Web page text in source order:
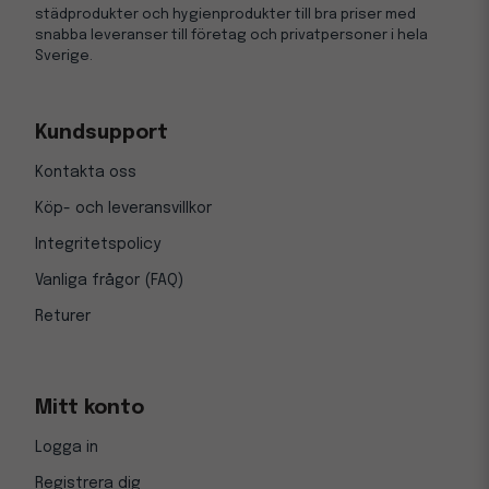
städprodukter och hygienprodukter till bra priser med
snabba leveranser till företag och privatpersoner i hela
Sverige.
Kundsupport
Kontakta oss
Köp- och leveransvillkor
Integritetspolicy
Vanliga frågor (FAQ)
Returer
Mitt konto
Logga in
Registrera dig